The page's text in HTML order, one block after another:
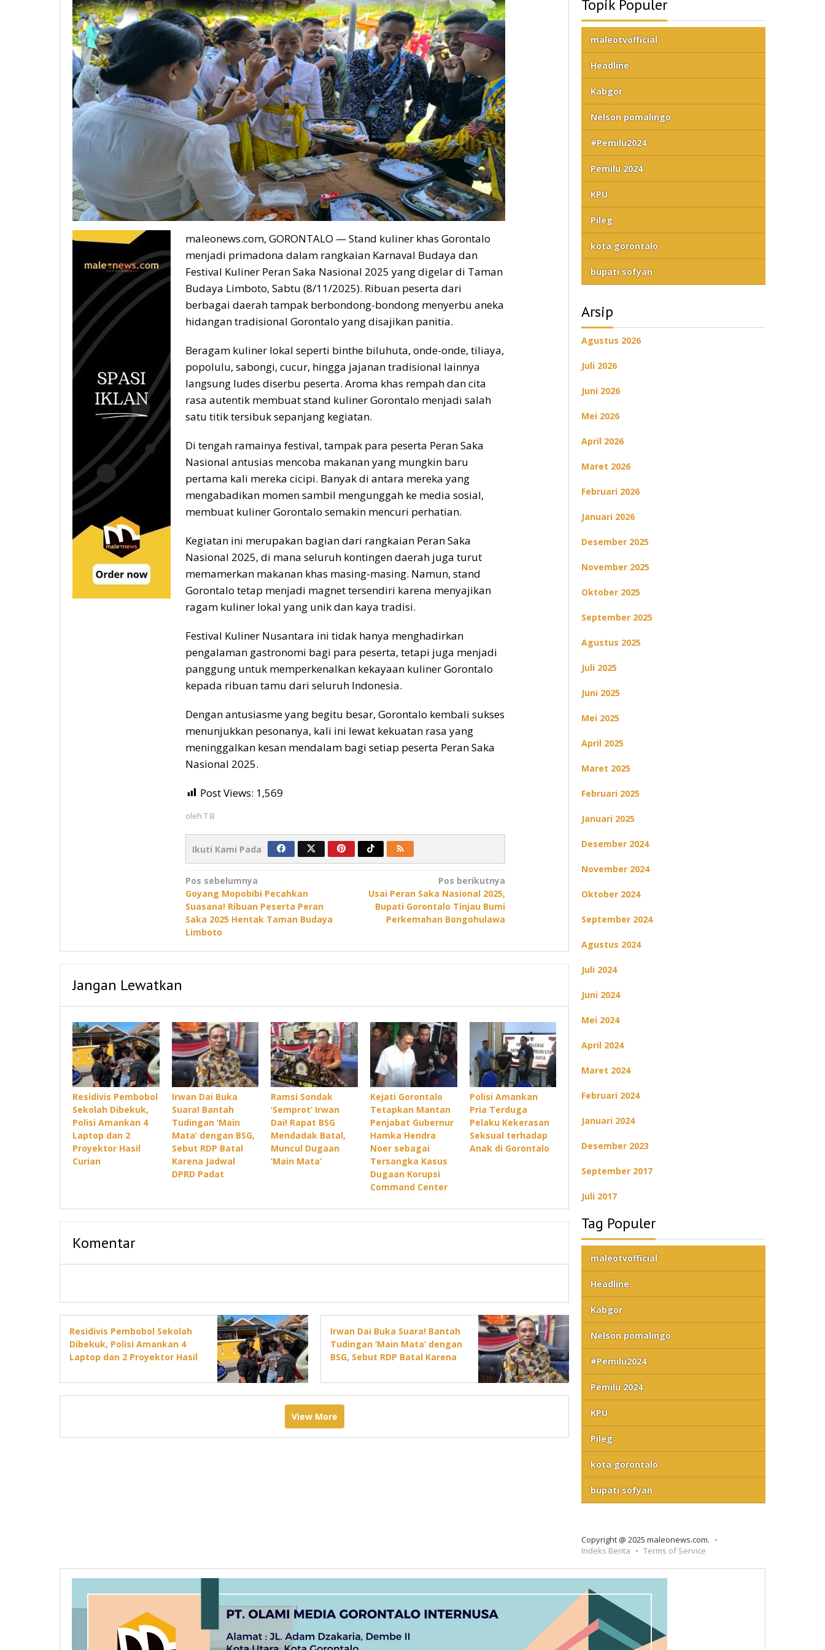
maleonews.com, GORONTALO — Stand kuliner khas Gorontalo
menjadi primadona dalam rangkaian Karnaval Budaya dan
Festival Kuliner Peran Saka Nasional 2025 yang digelar di Taman
Budaya Limboto, Sabtu (8/11/2025). Ribuan peserta dari
berbagai daerah tampak berbondong-bondong menyerbu aneka
hidangan tradisional Gorontalo yang disajikan panitia.
Beragam kuliner lokal seperti binthe biluhuta, onde-onde, tiliaya,
popolulu, sabongi, cucur, hingga jajanan tradisional lainnya
langsung ludes diserbu peserta. Aroma khas rempah dan cita
rasa autentik membuat stand kuliner Gorontalo menjadi salah
satu titik tersibuk sepanjang kegiatan.
Di tengah ramainya festival, tampak para peserta Peran Saka
Nasional antusias mencoba makanan yang mungkin baru
pertama kali mereka cicipi. Banyak di antara mereka yang
mengabadikan momen sambil mengunggah ke media sosial,
membuat kuliner Gorontalo semakin mencuri perhatian.
Kegiatan ini merupakan bagian dari rangkaian Peran Saka
Nasional 2025, di mana seluruh kontingen daerah juga turut
memamerkan makanan khas masing-masing. Namun, stand
Gorontalo tetap menjadi magnet tersendiri karena menyajikan
ragam kuliner lokal yang unik dan kaya tradisi.
Festival Kuliner Nusantara ini tidak hanya menghadirkan
pengalaman gastronomi bagi para peserta, tetapi juga menjadi
panggung untuk memperkenalkan kekayaan kuliner Gorontalo
kepada ribuan tamu dari seluruh Indonesia.
Dengan antusiasme yang begitu besar, Gorontalo kembali sukses
menunjukkan pesonanya, kali ini lewat kekuatan rasa yang
meninggalkan kesan mendalam bagi setiap peserta Peran Saka
Nasional 2025.
Post Views: 1,569
oleh T B
Ikuti Kami Pada
Navigasi
pos
Pos sebelumnya
Goyang Mopobibi Pecahkan
Suasana! Ribuan Peserta Peran
Saka 2025 Hentak Taman Budaya
Limboto
Pos berikutnya
Usai Peran Saka Nasional 2025,
Bupati Gorontalo Tinjau Bumi
Perkemahan Bongohulawa
Jangan Lewatkan
Residivis Pembobol
Sekolah Dibekuk,
Polisi Amankan 4
Laptop dan 2
Proyektor Hasil
Curian
Irwan Dai Buka
Suara! Bantah
Tudingan ‘Main
Mata’ dengan BSG,
Sebut RDP Batal
Karena Jadwal
DPRD Padat
Ramsi Sondak
‘Semprot’ Irwan
Dai! Rapat BSG
Mendadak Batal,
Muncul Dugaan
‘Main Mata’
Kejati Gorontalo
Tetapkan Mantan
Penjabat Gubernur
Hamka Hendra
Noer sebagai
Tersangka Kasus
Dugaan Korupsi
Command Center
Polisi Amankan
Pria Terduga
Pelaku Kekerasan
Seksual terhadap
Anak di Gorontalo
Komentar
Residivis Pembobol Sekolah
Dibekuk, Polisi Amankan 4
Laptop dan 2 Proyektor Hasil
Irwan Dai Buka Suara! Bantah
Tudingan ‘Main Mata’ dengan
BSG, Sebut RDP Batal Karena
View More
Topik Populer
maleotvofficial
Headline
Kabgor
Nelson pomalingo
#Pemilu2024
Pemilu 2024
KPU
Pileg
kota gorontalo
bupati sofyan
Arsip
Agustus 2026
Juli 2026
Juni 2026
Mei 2026
April 2026
Maret 2026
Februari 2026
Januari 2026
Desember 2025
November 2025
Oktober 2025
September 2025
Agustus 2025
Juli 2025
Juni 2025
Mei 2025
April 2025
Maret 2025
Februari 2025
Januari 2025
Desember 2024
November 2024
Oktober 2024
September 2024
Agustus 2024
Juli 2024
Juni 2024
Mei 2024
April 2024
Maret 2024
Februari 2024
Januari 2024
Desember 2023
September 2017
Juli 2017
Tag Populer
maleotvofficial
Headline
Kabgor
Nelson pomalingo
#Pemilu2024
Pemilu 2024
KPU
Pileg
kota gorontalo
bupati sofyan
Copyright @ 2025 maleonews.com.
Indeks Berita
Terms of Service